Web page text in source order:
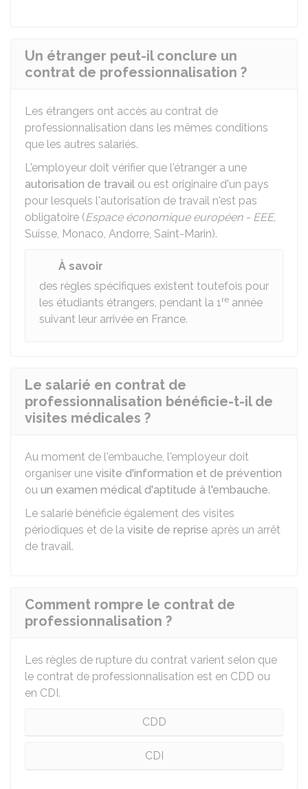
Un étranger peut-il conclure un
contrat de professionnalisation ?
Les étrangers ont accès au contrat de
professionnalisation dans les mêmes conditions
que les autres salariés.
L'employeur doit vérifier que l'étranger a une
autorisation de travail ou est originaire d'un pays
pour lesquels l'autorisation de travail n'est pas
obligatoire (Espace économique européen - EEE,
Suisse, Monaco, Andorre, Saint-Marin).
À savoir
des règles spécifiques existent toutefois pour
les étudiants étrangers, pendant la 1re année
suivant leur arrivée en France.
Le salarié en contrat de
professionnalisation bénéficie-t-il de
visites médicales ?
Au moment de l'embauche, l'employeur doit
organiser une visite d'information et de prévention
ou un examen médical d'aptitude à l'embauche.
Le salarié bénéficie également des visites
périodiques et de la visite de reprise après un arrêt
de travail.
Comment rompre le contrat de
professionnalisation ?
Les règles de rupture du contrat varient selon que
le contrat de professionnalisation est en CDD ou
en CDI.
CDD
CDI